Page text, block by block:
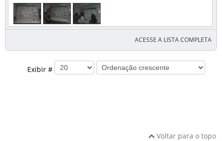
ACESSE A LISTA COMPLETA
Exibir #
Voltar para o topo